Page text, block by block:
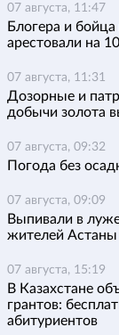
07 августа, 11:47
Блогера и
арестовали на
07 августа, 11:31
Дозорные и
добычи золота
07 августа, 09:32
Погода без
07 августа, 09:09
Выпивали в
жителей Астаны
07 августа, 15:19
В Казахстане
грантов:
абитуриентов